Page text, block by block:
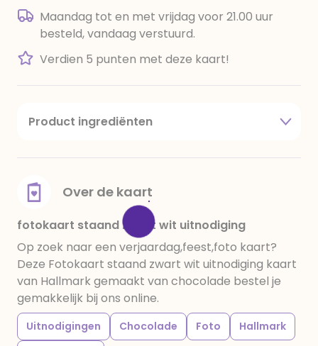
Maandag tot en met vrijdag voor 21.00 uur
besteld, vandaag verstuurd.
Verdien 5 punten met deze kaart!
Product ingrediënten
amandelen,cacaomassa, emulgator (sojalecithine),
voedingszuur: citroenzuur E 330, verdikkingsmiddel
E415, water, bevochtigingsmiddel E422, emulgator:
E433, kleurstoffen: E102, E110, E122: kan de activiteit en
concentratie van kinderen negatief beïnvloeden,
E133, E151. Chocolade bevat ten minste 34%
cacaobestanddelen. Kan sporen van gluten
bevatten. Koel en droog bewaren.
Over de kaart
fotokaart staand zwart wit uitnodiging
Op zoek naar een verjaardag,feest,foto kaart?
Deze Fotokaart staand zwart wit uitnodiging kaart
van Hallmark gemaakt van chocolade bestel je
gemakkelijk bij ons online.
Uitnodigingen Chocolade Foto
Hallmark